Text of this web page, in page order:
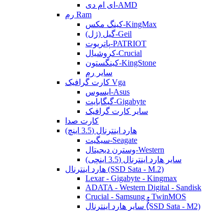
ای ام دی-AMD
رم Ram
کینگ مکس-KingMax
گیل (ژل)-Geil
پاتریوت-PATRIOT
کروشیال-Crucial
کینگستون-KingStone
سایر رم
کارت گرافیک Vga
ایسوس-Asus
گیگابایت-Gigabyte
سایر کارت گرافیک
کارت صدا
هارد اینترنال (3.5 اینچ)
سیگیت-Seagate
وسترن دیجیتال-Western
سایر هارد اینترنال (3.5 اینچی)
هارد اینترنال (SSD Sata - M.2)
Lexar - Gigabyte - Kingmax
ADATA - Western Digital - Sandisk
Crucial - Samsung - TwinMOS
سایر هارد اینترنال (ُُُِSSD Sata - M2)